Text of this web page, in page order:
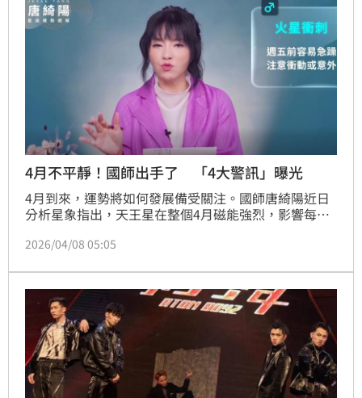
4月不平靜！國師出手了 「4大警訊」曝光
4月到來，運勢將如何發展備受關注。國師唐綺陽近日
分析星象指出，天王星在整個4月磁能強烈，影響每個
至增加意外風險。對此，唐綺陽特別提醒，本月務必留
2026/04/08 05:05